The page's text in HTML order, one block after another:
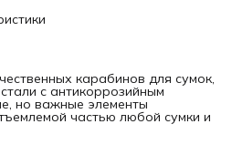
карабинов для сумок,
с антикоррозийным
но важные элементы
частью любой сумки и